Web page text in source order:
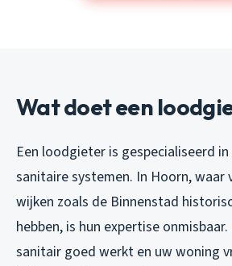
Wat doet een
Een loodgieter is gespecialiseerd
sanitaire systemen. In Hoorn, waar
wijken zoals de Binnenstad
hebben, is hun expertise
sanitair goed werkt en uw woning